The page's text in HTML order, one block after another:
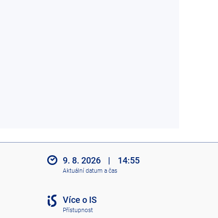
9. 8. 2026 | 14:55
Aktuální datum a čas
Více o IS
Přístupnost